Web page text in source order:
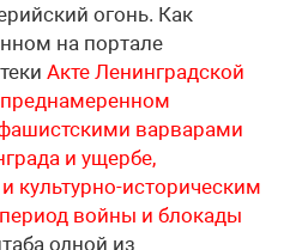
огонь. Как
на портале
Акте Ленинградской
варварами
и ущербе,
культурно-историческим
войны и блокады
одной из